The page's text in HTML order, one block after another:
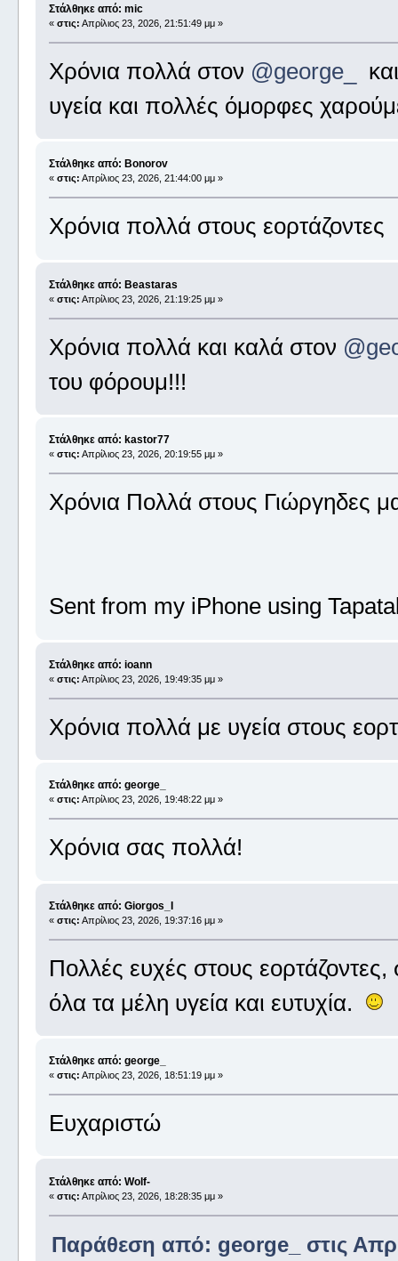
Στάλθηκε από: mic
« στις: Απρίλιος 23, 2026, 21:51:49 μμ »
Χρόνια πολλά στον @george_
υγεία και πολλές όμορφες
Στάλθηκε από: Bonorov
« στις: Απρίλιος 23, 2026, 21:44:00 μμ »
Χρόνια πολλά στους εορτάζοντες
Στάλθηκε από: Beastaras
« στις: Απρίλιος 23, 2026, 21:19:25 μμ »
Χρόνια πολλά και καλά στον
του φόρουμ!!!
Στάλθηκε από: kastor77
« στις: Απρίλιος 23, 2026, 20:19:55 μμ »
Χρόνια Πολλά στους Γιώργηδες
Sent from my iPhone using
Στάλθηκε από: ioann
« στις: Απρίλιος 23, 2026, 19:49:35 μμ »
Χρόνια πολλά με υγεία στους
Στάλθηκε από: george_
« στις: Απρίλιος 23, 2026, 19:48:22 μμ »
Χρόνια σας πολλά!
Στάλθηκε από: Giorgos_I
« στις: Απρίλιος 23, 2026, 19:37:16 μμ »
Πολλές ευχές στους
όλα τα μέλη υγεία και ευτυχία.
Στάλθηκε από: george_
« στις: Απρίλιος 23, 2026, 18:51:19 μμ »
Ευχαριστώ
Στάλθηκε από: Wolf-
« στις: Απρίλιος 23, 2026, 18:28:35 μμ »
Παράθεση από: george_ στις